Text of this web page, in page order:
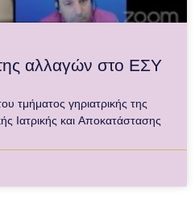
αλλαγών στο ΕΣΥ
τμήματος γηριατρικής της
Ιατρικής και Αποκατάστασης